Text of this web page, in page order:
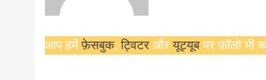
आप हमेंफ़ेसबुक,ट्विटरऔरयूट्यूब पर फ़ॉलो भी